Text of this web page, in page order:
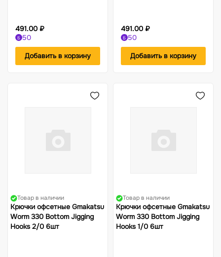
491.00 ₽
Б 50
Добавить в корзину
491.00 ₽
Б 50
Добавить в корзину
Товар в наличии
Крючки офсетные Gmakatsu
Worm 330 Bottom Jigging
Hooks 2/0 6шт
Товар в наличии
Крючки офсетные Gmakatsu
Worm 330 Bottom Jigging
Hooks 1/0 6шт